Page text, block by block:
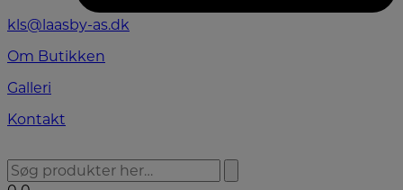
kls@laasby-as.dk
Om Butikken
Galleri
Kontakt